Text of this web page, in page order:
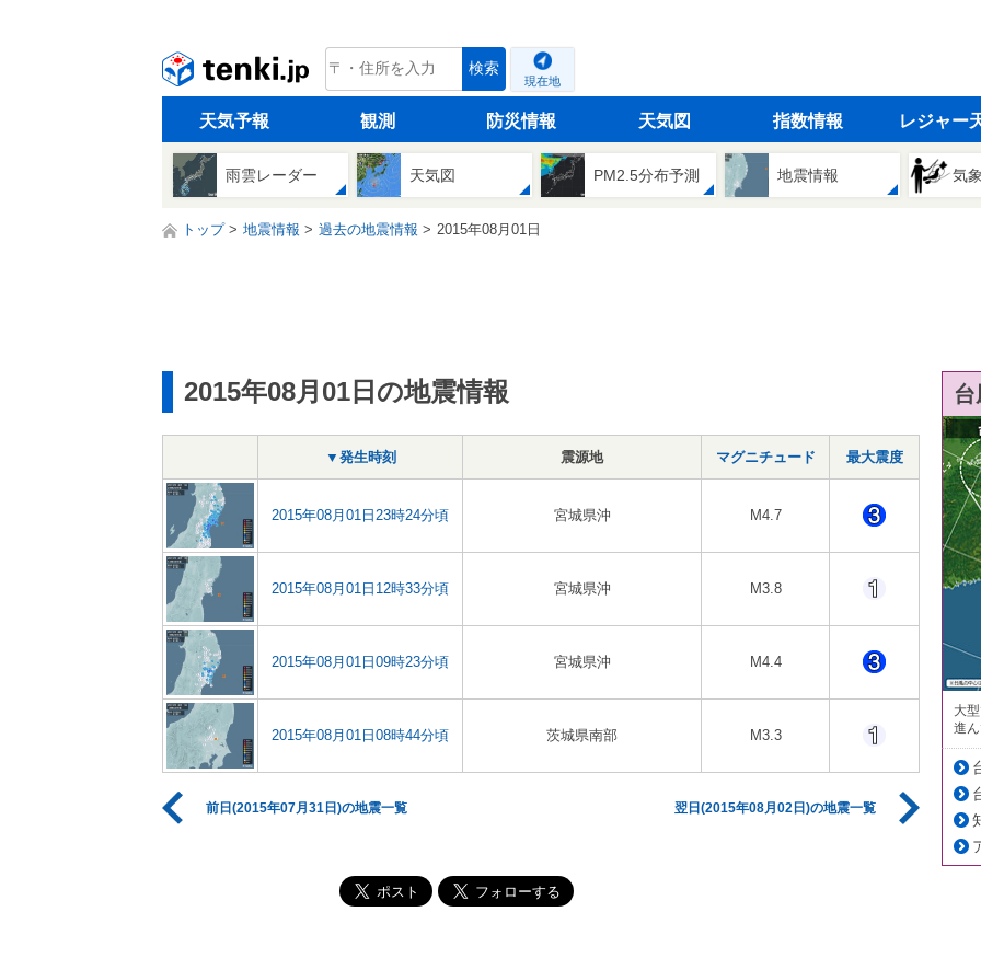
tenki.jp 検索
現在地
天気予報 観測 防災情報 天気図 指数情報 レジャー
雨雲レーダー 天気図 PM2.5分布予測 地震情報 気
トップ 地震情報 過去の地震情報 2015年08月01日
2015年08月01日の地震情報
▼発生時刻 震源地 マグニチュード 最大震度
2015年08月01日23時24分頃 宮城県沖 M4.7
2015年08月01日12時33分頃 宮城県沖 M3.8
2015年08月01日09時23分頃 宮城県沖 M4.4
2015年08月01日08時44分頃 茨城県南部 M3.3
前日(2015年07月31日)の地震一覧 翌日(2015年08月02日)の地震一覧
大
進